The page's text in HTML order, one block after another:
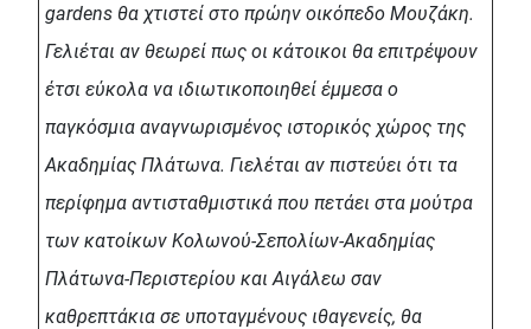
gardens θα χτιστεί στο πρώην οικόπεδο Μουζάκη.
Γελιέται αν θεωρεί πως οι κάτοικοι θα επιτρέψουν
έτσι εύκολα να ιδιωτικοποιηθεί έμμεσα ο
παγκόσμια αναγνωρισμένος ιστορικός χώρος της
Ακαδημίας Πλάτωνα. Γιελέται αν πιστεύει ότι τα
περίφημα αντισταθμιστικά που πετάει στα μούτρα
των κατοίκων Κολωνού-Σεπολίων-Ακαδημίας
Πλάτωνα-Περιστερίου και Αιγάλεω σαν
καθρεπτάκια σε υποταγμένους ιθαγενείς, θα